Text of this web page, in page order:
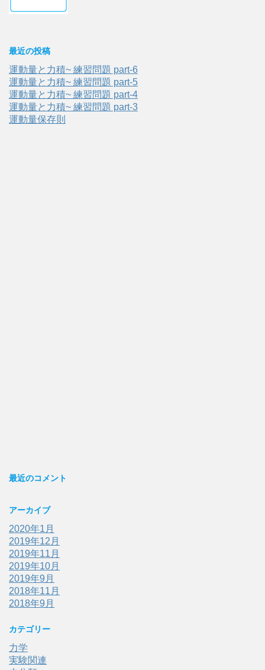
最近の投稿
運動量と力積~ 練習問題 part-6
運動量と力積~ 練習問題 part-5
運動量と力積~ 練習問題 part-4
運動量と力積~ 練習問題 part-3
運動量保存則
最近のコメント
アーカイブ
2020年1月
2019年12月
2019年11月
2019年10月
2019年9月
2018年11月
2018年9月
カテゴリー
力学
実験関連